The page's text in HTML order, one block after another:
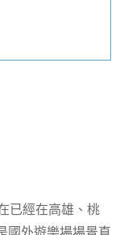
已經在高雄、桃